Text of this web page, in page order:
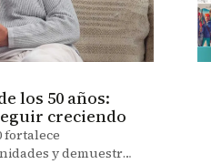
los 50 años:
creciendo
fortalece
y demuestra